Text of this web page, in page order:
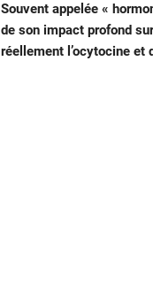
Souvent appelée «
de son impact profond
réellement l’ocytocine